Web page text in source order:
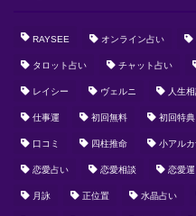
RAYSEE オンライン占い
タロット占い チャット占い
レイシー ヴェルニ 人生
仕事運 初回無料 初回特典
口コミ 四柱推命 小アル
恋愛占い 恋愛相談 恋愛運
月詠 正位置 水晶占い